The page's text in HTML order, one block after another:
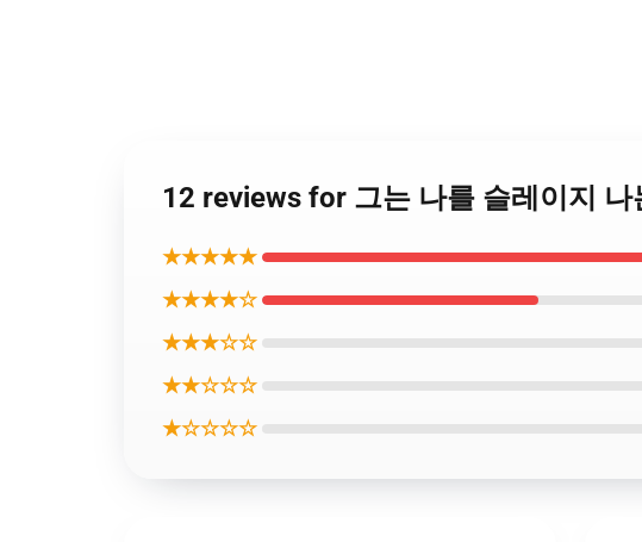
12 reviews for 그는 나를 슬레이지
★★★★★
★★★★☆
★★★☆☆
★★☆☆☆
★☆☆☆☆